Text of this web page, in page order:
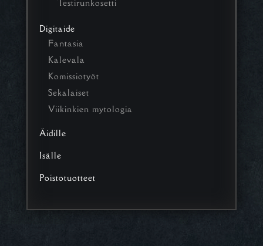
Testirunkosetti
Digitaide
Fantasia
Kalevala
Komissiotyöt
Sekalaiset
Viikinkien mytologia
Äidille
Isälle
Poistotuotteet